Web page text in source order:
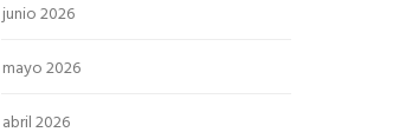
junio 2026
mayo 2026
abril 2026